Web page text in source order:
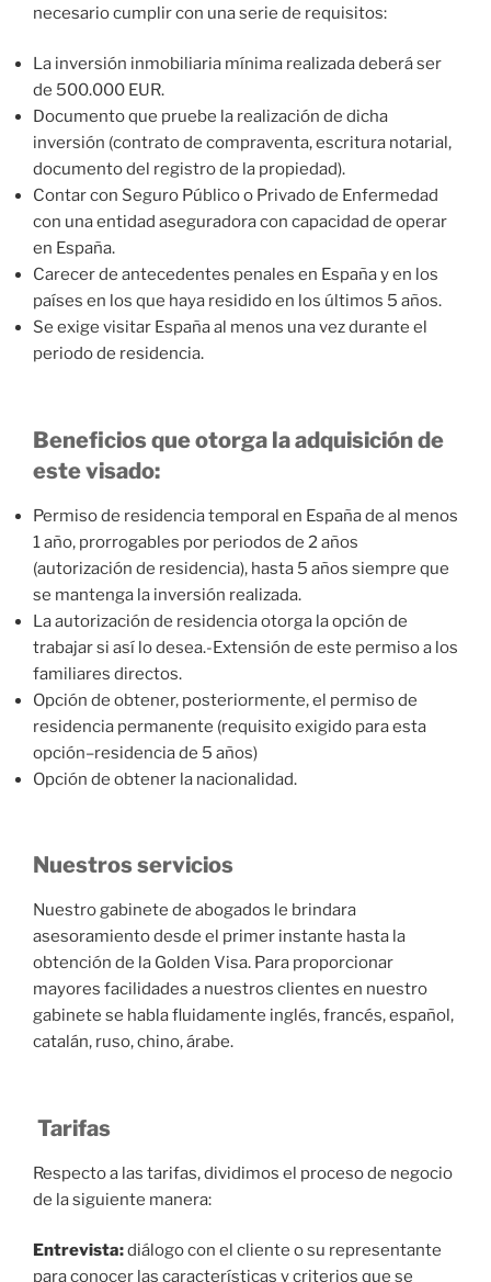
necesario cumplir con una serie de requisitos:
La inversión inmobiliaria mínima realizada deberá ser
de 500.000 EUR.
Documento que pruebe la realización de dicha
inversión (contrato de compraventa, escritura notarial,
documento del registro de la propiedad).
Contar con Seguro Público o Privado de Enfermedad
con una entidad aseguradora con capacidad de operar
en España.
Carecer de antecedentes penales en España y en los
países en los que haya residido en los últimos 5 años.
Se exige visitar España al menos una vez durante el
periodo de residencia.
Beneficios que otorga la adquisición de
este visado:
Permiso de residencia temporal en España de al menos
1 año, prorrogables por periodos de 2 años
(autorización de residencia), hasta 5 años siempre que
se mantenga la inversión realizada.
La autorización de residencia otorga la opción de
trabajar si así lo desea.-Extensión de este permiso a los
familiares directos.
Opción de obtener, posteriormente, el permiso de
residencia permanente (requisito exigido para esta
opción–residencia de 5 años)
Opción de obtener la nacionalidad.
Nuestros servicios
Nuestro gabinete de abogados le brindara
asesoramiento desde el primer instante hasta la
obtención de la Golden Visa. Para proporcionar
mayores facilidades a nuestros clientes en nuestro
gabinete se habla fluidamente inglés, francés, español,
catalán, ruso, chino, árabe.
Tarifas
Respecto a las tarifas, dividimos el proceso de negocio
de la siguiente manera:
Entrevista:diálogo con el cliente o su representante
para conocer las características y criterios que se